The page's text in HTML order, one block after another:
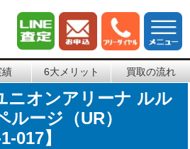
績 6大メリット 買取の流れ
ニオンアリーナ ルル
ルージ（UR）
017】